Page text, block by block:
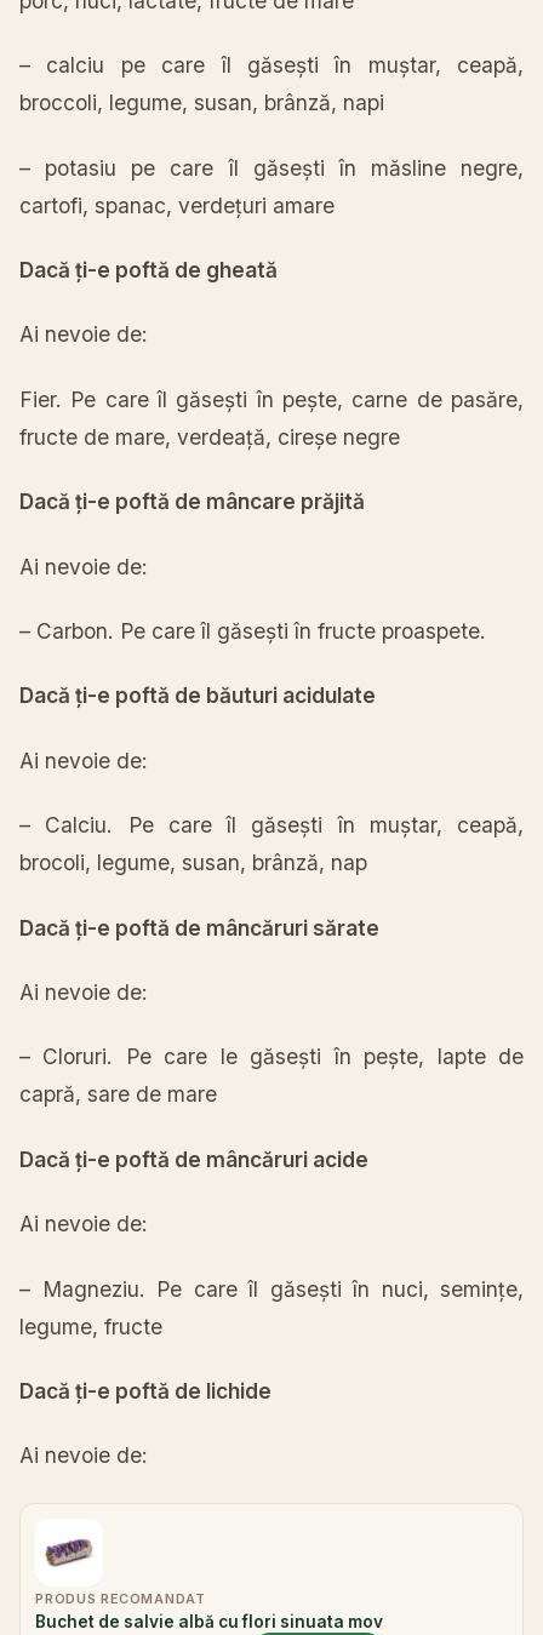
– calciu pe careîl găsești în muștar, ceapă,
broccoli, legume, susan, brânză, napi
– potasiu pe careîl găsești în măslinenegre,
cartofi, spanac, verdețuri amare
Dacă ți-e poftă de gheată
Ai nevoie de:
Fier. Pe careîl găsești în pește, carne de pasăre,
fructe de mare, verdeață, cireșe negre
Dacă ți-e poftă de mâncare prăjită
Ai nevoie de:
– Carbon. Pe careîl găsești în fructe proaspete.
Dacă ți-e poftă de băuturi acidulate
Ai nevoie de:
– Calciu. Pe careîl găsești în muștar, ceapă,
brocoli, legume, susan, brânză, nap
Dacă ți-e poftă de mâncăruri sărate
Ai nevoie de:
– Cloruri. Pe care le găsești în pește, lapte de
capră, sare de mare
Dacă ți-e poftă de mâncăruri acide
Ai nevoie de:
– Magneziu. Pe careîl găsești în nuci, semințe,
legume, fructe
Dacă ți-e poftă de lichide
Ai nevoie de:
PRODUS RECOMANDAT
Buchet de salvie albă cu flori sinuata mov